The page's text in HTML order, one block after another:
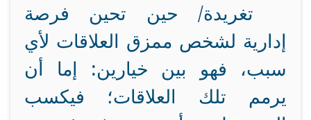
تغريدة/ حين تحين فرصة
إدارية لشخص ممزق العلاقات لأي
سبب، فهو بين خيارين: إما أن
يرمم تلك العلاقات؛ فيكسب